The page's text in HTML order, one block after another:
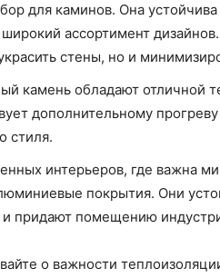
для каминов. Она
ассортимент
стены, но и
камень обладают отличной
дополнительному
стиля.
интерьеров, где важна
покрытия. Они
придают помещению
о важности